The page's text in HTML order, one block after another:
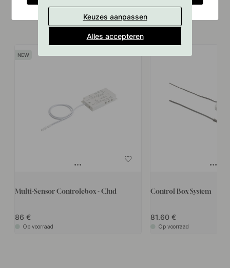
Vergelijkbare producten
Multi-Sensor Controlebox - Clud
86
Op voorraad
Control Box System
81.60
Op voorraad
Keuzes aanpassen
Alles accepteren